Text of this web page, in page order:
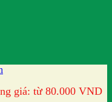
giá: từ 80.000 VND